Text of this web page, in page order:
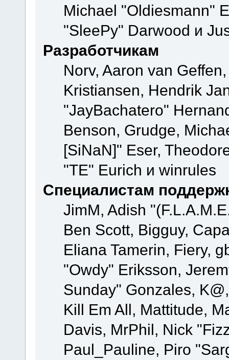
Michael "Oldiesmann"
"SleePy" Darwood и
Разработчикам
Norv, Aaron van
Kristiansen, Hendrik
"JayBachatero"
Benson, Grudge,
[SiNaN]" Eser,
"TE" Eurich и winrules
Специалистам
JimM, Adish
Ben Scott, Bigguy,
Eliana Tamerin, Fiery,
"Owdy" Eriksson,
Sunday" Gonzales,
Kill Em All, Mattitude,
Davis, MrPhil, Nick
Paul_Pauline, Piro